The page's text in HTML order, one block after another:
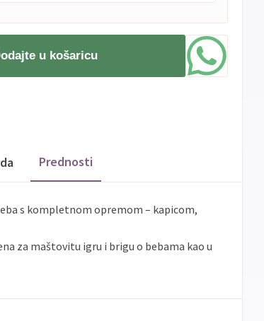
PBZ Visa do12rata
PBZ
Visa
rata
Sve
u košaricu
Prednosti
s kompletnom opremom – kapicom,
za maštovitu igru i brigu o bebama kao u